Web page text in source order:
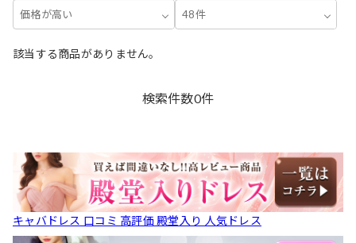
価格が高い 48件
該当する商品がありません。
検索件数0件
キャバドレス 口コミ 高評価 殿堂入り 人気ドレス